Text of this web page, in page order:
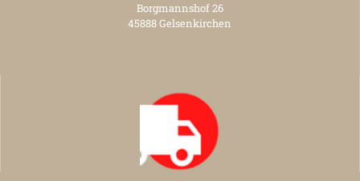
Borgmannshof 26
45888 Gelsenkirchen